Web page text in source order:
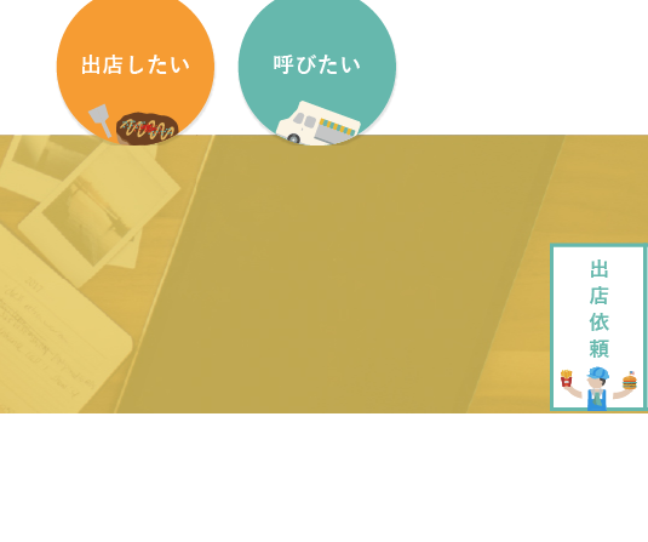
加盟方法
加盟申し込みフォーム
キッチンカーをはじめたい方へ
キッチンカー製作・販売
出店依頼方法
企画・運営させていただきます